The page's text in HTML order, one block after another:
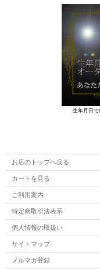
生年月日で
お店のトップへ戻る
カートを見る
ご利用案内
特定商取引法表示
個人情報の取扱い
サイトマップ
メルマガ登録